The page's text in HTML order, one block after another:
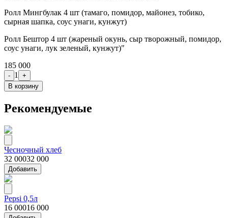
Ролл Мингбулак 4 шт (тамаго, помидор, майонез, тобико,
сырная шапка, соус унаги, кунжут)
Ролл Бештор 4 шт (жареный окунь, сыр творожный, помидор,
соус унаги, лук зеленый, кунжут)"
185 000
- 1
+
В корзину
Рекомендуемые
Чесночный хлеб
32 00032 000
Добавить
Pepsi 0,5л
16 00016 000